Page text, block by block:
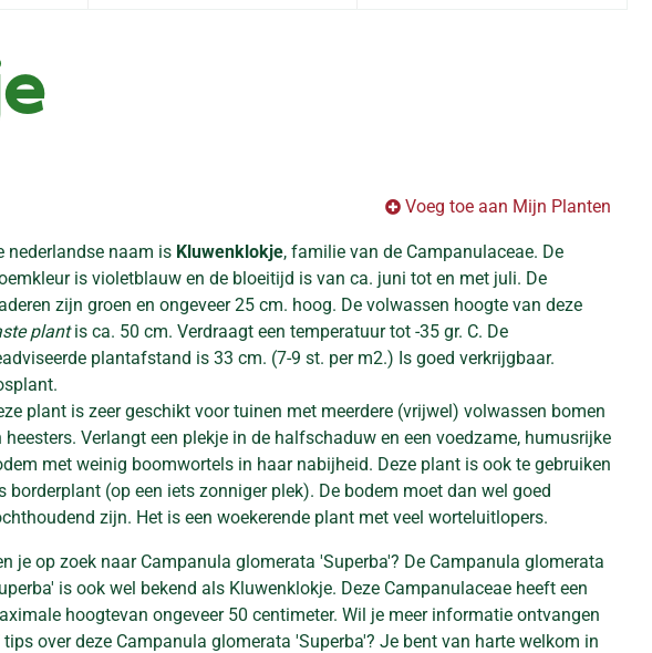
Voeg toe aan Mijn Planten
nederlandse naam is Kluwenklokje, familie van de Campanulaceae. De
is violetblauw en de bloeitijd is van ca. juni tot en met juli. De
zijn groen en ongeveer 25 cm. hoog. De volwassen hoogte van deze
plantis ca. 50 cm. Verdraagt een temperatuur tot -35 gr. C. De
plantafstand is 33 cm. (7-9 st. per m2.) Is goed verkrijgbaar.
plant is zeer geschikt voor tuinen met meerdere (vrijwel) volwassen bomen
heesters. Verlangt een plekje in de halfschaduw en een voedzame, humusrijke
met weinig boomwortels in haar nabijheid. Deze plant is ook te gebruiken
borderplant (op een iets zonniger plek). De bodem moet dan wel goed
zijn. Het is een woekerende plant met veel worteluitlopers.
je op zoek naar Campanula glomerata 'Superba'? De Campanula glomerata
is ook wel bekend als Kluwenklokje. Deze Campanulaceae heeft een
hoogtevan ongeveer 50 centimeter. Wil je meer informatie ontvangen
over deze Campanula glomerata 'Superba'? Je bent van harte welkom in